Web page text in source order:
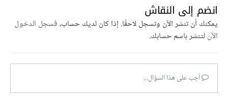
انضم إلى النقاش
يمكنك أن تنشر الآن وتسجل لاحقًا. إذا كان لديك حساب،فسجل الدخول
الآنلتنشر باسم حسابك.
أجب على هذا السؤال...